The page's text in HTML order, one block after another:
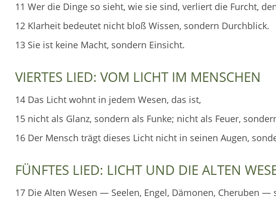
11 Wer die Dinge so sieht, wie sie sind, verliert die Furcht,
12 Klarheit bedeutet nicht bloß Wissen, sondern Durchblick.
13 Sie ist keine Macht, sondern Einsicht.
VIERTES LIED: VOM LICHT IM MENSCHEN
14 Das Licht wohnt in jedem Wesen, das ist,
15 nicht als Glanz, sondern als Funke; nicht als Feuer,
16 Der Mensch trägt dieses Licht nicht in seinen Augen,
FÜNFTES LIED: LICHT UND DIE ALTEN
17 Die Alten Wesen — Seelen, Engel, Dämonen, Cheruben